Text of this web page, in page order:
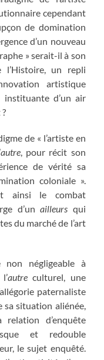
cependant
de domination
d’un nouveau
» serait-il à son
un repli
artistique
d’un air
de « l’artiste en
autre, pour récit son
de vérité sa
coloniale ».
ainsi le combat
d’unailleurs qui
du marché de l’art
négligeable à
autre culturel, une
paternaliste
sa situation aliénée,
d’enquête
et redouble
le sujet enquêté.